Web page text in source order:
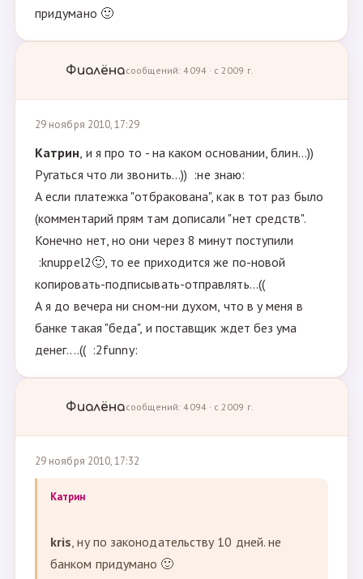
придумано 🙂
Фиалёнасообщений: 4094 · с 2009 г.
29 ноября 2010, 17:29
Кaтрин, и я про то - на каком основании, блин...))
Ругаться что ли звонить...)) :не знаю:
А если платежка "отбракована", как в тот раз было
(комментарий прям там дописали "нет средств".
Конечно нет, но они через 8 минут поступили
:knuppel2🙂, то ее приходится же по-новой
копировать-подписывать-отправлять...((
А я до вечера ни сном-ни духом, что в у меня в
банке такая "беда", и поставщик ждет без ума
денег....(( :2funny:
Фиалёнасообщений: 4094 · с 2009 г.
29 ноября 2010, 17:32
Кaтрин
kris, ну по законодательству 10 дней. не
банком придумано 🙂